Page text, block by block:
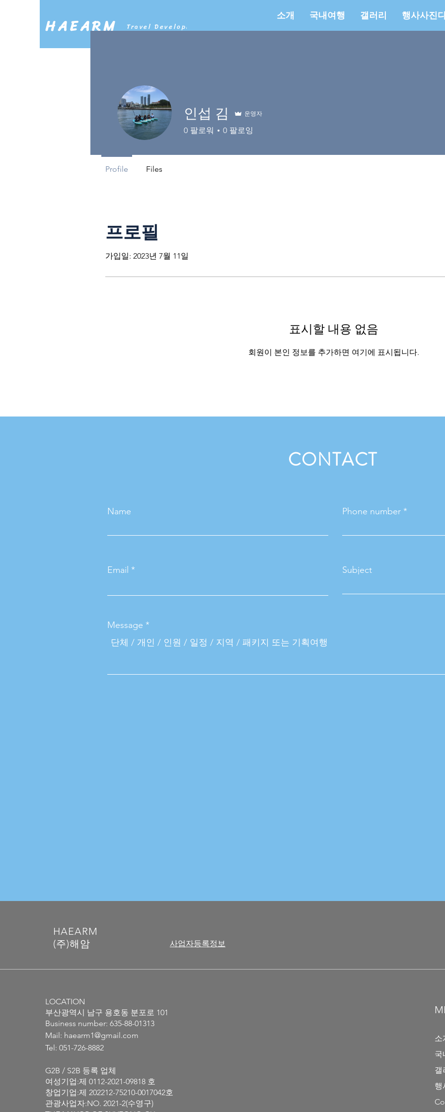
HAEARM Travel Development Company
소개 국내여행 갤러리 행사사진
프로필
가입일: 2023년 7월 11일
표시할 내용 없음
회원이 본인 정보를 추가하면 여기에 표시됩니다.
인섭 김 운영자
0 팔로워 0 팔로잉
Profile Files
CONTACT
Name Phone number *
Email Subject
Message
HAEARM
​(주)해암
사업자등록정보
LOCATION
부산광역시 남구 용호동 분포로 101
​Business number: 635-88-01313
Mail: haearm1@gmail.com
Tel: 051-726-8882
G2B / S2B 등록 업체
여성기업:제 0112-2021-09818 호
창업기업:제 202212-75210-0017042호
관광사업자:NO. 2021-2(수영구)
소
국
갤
행